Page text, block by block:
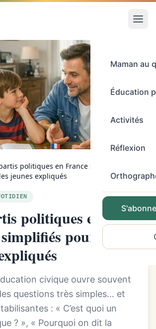
Maman au
Éducation
Activités
Réflexion
politiques en France simplifiés
jeunes expliqués
politiques en
pour les
civique ouvre souvent
questions très simples… et
: « C’est quoi un
? », « Pourquoi on dit la